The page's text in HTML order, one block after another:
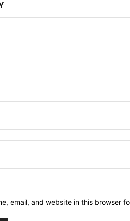
email, and website in this browser